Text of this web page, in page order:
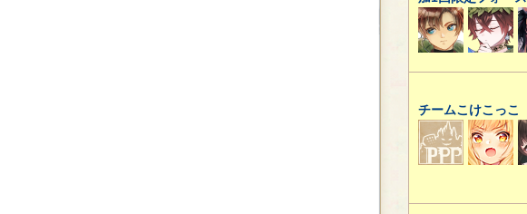
チームこけこっこ